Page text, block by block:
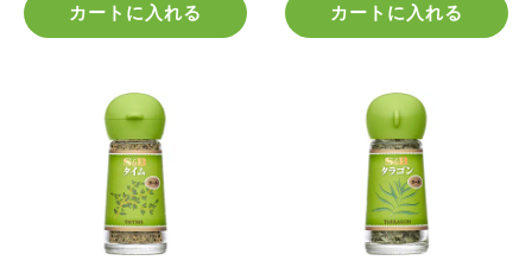
カートに入れる カートに入れる